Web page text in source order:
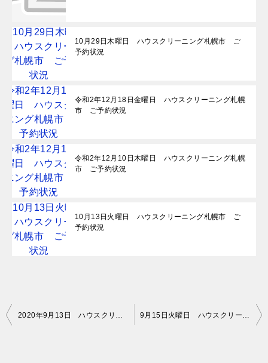
10月29日木曜日 ハウスクリーニング札幌市 ご
予約状況
令和2年12月18日金曜日 ハウスクリーニング札幌
市 ご予約状況
令和2年12月10日木曜日 ハウスクリーニング札幌
市 ご予約状況
10月13日火曜日 ハウスクリーニング札幌市 ご
予約状況
投
2020年9月13日 ハウスクリーニング札幌市 ご予約状況 9月15日火曜日 ハウスクリーニング札幌市 ご予約状況